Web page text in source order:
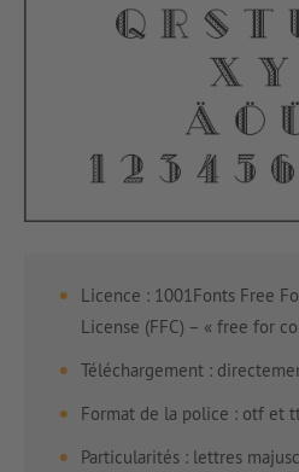
Licence : 1001Fonts Free
License (FFC) – « free for
Téléchargement :
Format de la police : otf et
Particularités : lettres